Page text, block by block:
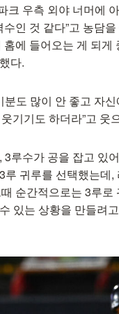
크 우측 외야 너머에
인 것 같다”고 농담
에 들어오는 게 되게
다.
도 많이 안 좋고 자
기기도 하더라”고 웃
루수가 공을 잡고 있
귀루를 선택했는데
순간적으로는 3루로
있는 상황을 만들려